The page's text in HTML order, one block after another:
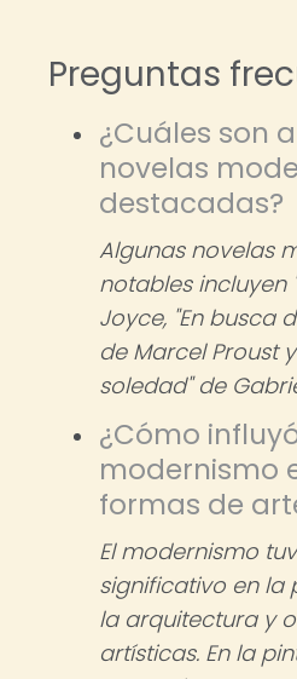
Preguntas
¿Cuáles son
novelas
destacadas?
Algunas novelas
notables incluyen
Joyce, "En busca
de Marcel Proust
soledad" de
¿Cómo
modernismo
formas de
El modernismo
significativo en la
la arquitectura y
artísticas. En la